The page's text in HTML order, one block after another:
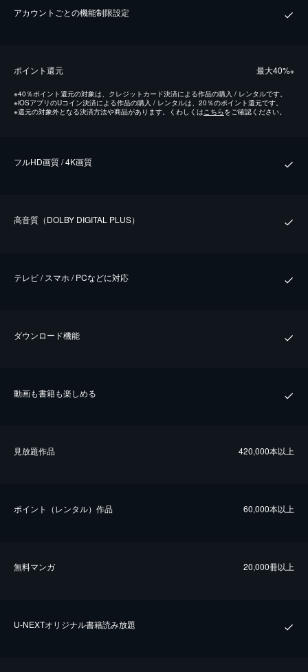
アカウントごとの機能制限設定
ポイント還元 最⼤40%※
※40％ポイント還元の対象は、クレジットカード決済による作品の購入 / レンタルです。
※iOSアプリのUコイン決済による作品の購入 / レンタルは、20％のポイント還元です。
※還元の対象外となる決済方法や商品があります。くわしくはこちらをご確認ください。
フルHD画質 / 4K画質
⾼⾳質（DOLBY DIGITAL PLUS）
テレビ / スマホ / PCなどに対応
ダウンロード機能
動画も書籍も楽しめる
⾒放題作品 420,000本以上
ポイント（レンタル）作品 60,000本以上
無料マンガ 20,000冊以上
U-NEXTオリジナル書籍読み放題